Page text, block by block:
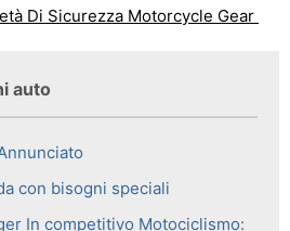
Di Sicurezza Motorcycle Gear
auto
con bisogni speciali
In competitivo Motociclismo: